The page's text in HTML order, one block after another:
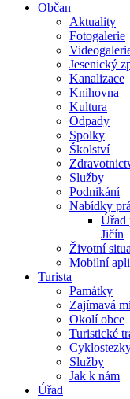
Občan
Aktuality
Fotogalerie
Jesenický
Kanalizace
Knihovna
Kultura
Odpady
Spolky
Školství
Služby
Podnikání
Nabídky
Úřad
Jičín
Životní
Mobilní
Turista
Památky
Zajímavá
Okolí obce
Turistické
Služby
Jak k nám
Úřad